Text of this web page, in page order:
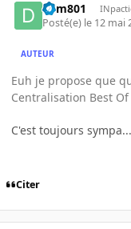
dym801
Posté(e) le 12 mai
AUTEUR
Euh je propose que
Centralisation Best
C'est toujours sympa...
Citer